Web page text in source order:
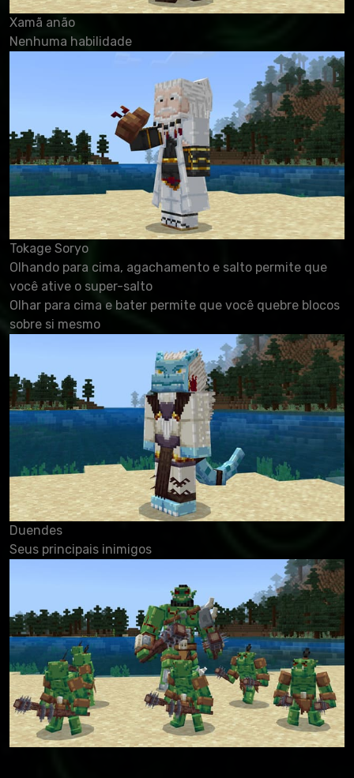
Xamã anão
Nenhuma habilidade
Tokage Soryo
Olhando para cima, agachamento e salto permite que
você ative o super-salto
Olhar para cima e bater permite que você quebre blocos
sobre si mesmo
Duendes
Seus principais inimigos